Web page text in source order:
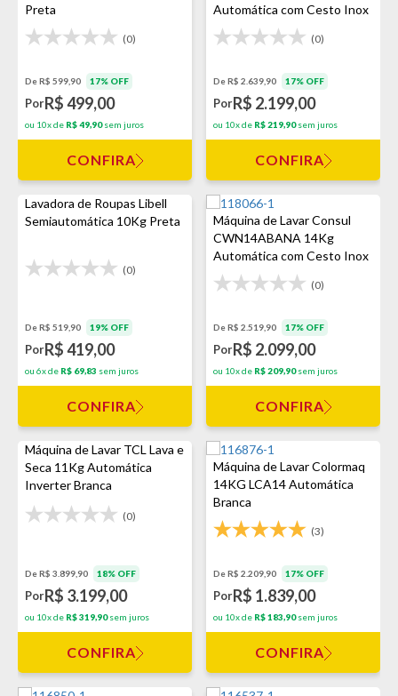
Preta
(0)
De R$ 599,90 17% OFF
PorR$ 499,00
ou 10x de R$ 49,90sem juros
CONFIRA
Automática com Cesto Inox
(0)
De R$ 2.639,90 17% OFF
PorR$ 2.199,00
ou 10x de R$ 219,90sem juros
CONFIRA
Lavadora de Roupas Libell
Semiautomática 10Kg Preta
(0)
De R$ 519,90 19% OFF
PorR$ 419,00
ou 6x de R$ 69,83 sem juros
CONFIRA
Máquina de Lavar Consul
CWN14ABANA 14Kg
Automática com Cesto Inox
(0)
De R$ 2.519,90 17% OFF
PorR$ 2.099,00
ou 10x de R$ 209,90sem juros
CONFIRA
Máquina de Lavar TCL Lava e
Seca 11Kg Automática
Inverter Branca
(0)
De R$ 3.899,90 18% OFF
PorR$ 3.199,00
ou 10x de R$ 319,90sem juros
CONFIRA
Máquina de Lavar Colormaq
14KG LCA14 Automática
Branca
(3)
De R$ 2.209,90 17% OFF
PorR$ 1.839,00
ou 10x de R$ 183,90sem juros
CONFIRA